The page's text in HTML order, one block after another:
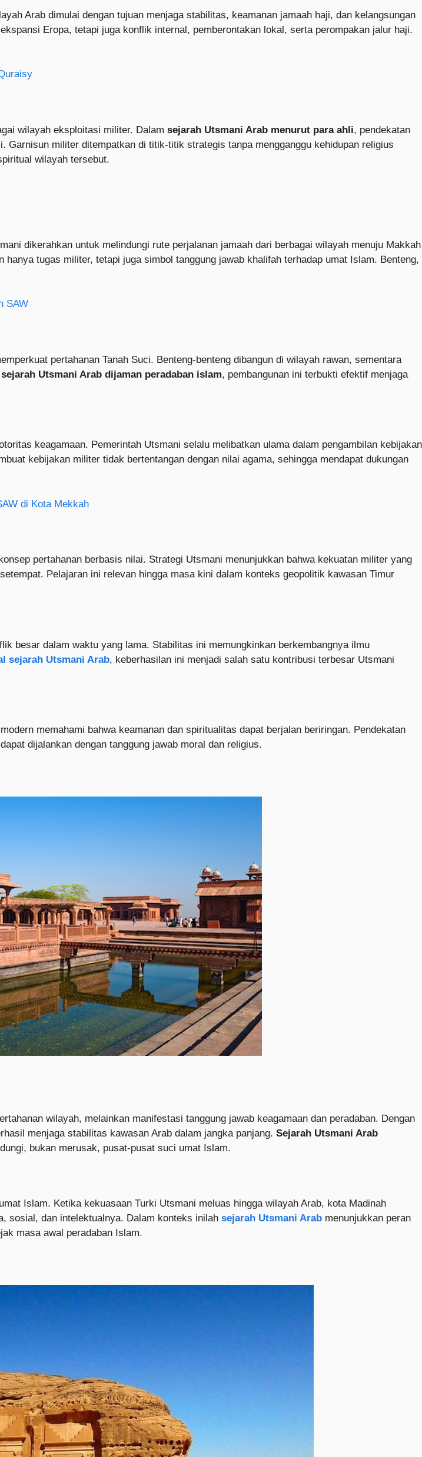
Arab dimulai dengan tujuan menjaga stabilitas, keamanan jamaah haji, dan kelangsungan
Eropa, tetapi juga konflik internal, pemberontakan lokal, serta perompakan jalur haji.
wilayah eksploitasi militer. Dalam sejarah Utsmani Arab menurut para ahli, pendekatan
militer ditempatkan di titik-titik strategis tanpa mengganggu kehidupan religius
wilayah tersebut.
dikerahkan untuk melindungi rute perjalanan jamaah dari berbagai wilayah menuju Makkah
hanya tugas militer, tetapi juga simbol tanggung jawab khalifah terhadap umat Islam. Benteng,
SAW
pertahanan Tanah Suci. Benteng-benteng dibangun di wilayah rawan, sementara
sejarah Utsmani Arab dijaman peradaban islam, pembangunan ini terbukti efektif menjaga
keagamaan. Pemerintah Utsmani selalu melibatkan ulama dalam pengambilan kebijakan
kebijakan militer tidak bertentangan dengan nilai agama, sehingga mendapat dukungan
di Kota Mekkah
pertahanan berbasis nilai. Strategi Utsmani menunjukkan bahwa kekuatan militer yang
Pelajaran ini relevan hingga masa kini dalam konteks geopolitik kawasan Timur
besar dalam waktu yang lama. Stabilitas ini memungkinkan berkembangnya ilmu
sejarah Utsmani Arab, keberhasilan ini menjadi salah satu kontribusi terbesar Utsmani
memahami bahwa keamanan dan spiritualitas dapat berjalan beriringan. Pendekatan
dijalankan dengan tanggung jawab moral dan religius.
wilayah, melainkan manifestasi tanggung jawab keagamaan dan peradaban. Dengan
menjaga stabilitas kawasan Arab dalam jangka panjang. Sejarah Utsmani Arab
bukan merusak, pusat-pusat suci umat Islam.
Islam. Ketika kekuasaan Turki Utsmani meluas hingga wilayah Arab, kota Madinah
sosial, dan intelektualnya. Dalam konteks inilah sejarah Utsmani Arab menunjukkan peran
masa awal peradaban Islam.